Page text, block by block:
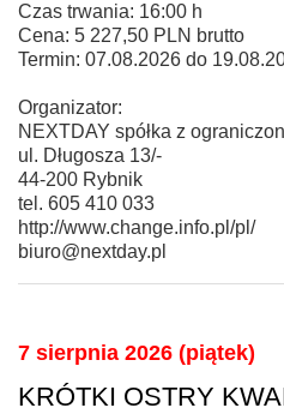
Czas trwania: 16:00 h
Cena: 5 227,50 PLN brutto
Termin: 07.08.2026 do
Organizator:
NEXTDAY spółka z
ul. Długosza 13/-
44-200 Rybnik
tel. 605 410 033
http://www.change.info.pl/pl/
biuro@nextday.pl
7 sierpnia 2026 (piątek)
KRÓTKI OSTRY